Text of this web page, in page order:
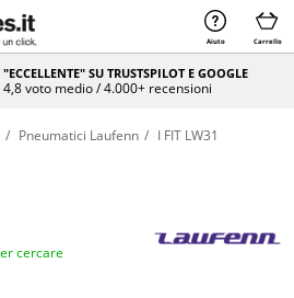
Aiuto Carrello
"ECCELLENTE" SU TRUSTSPILOT E GOOGLE
4,8 voto medio / 4.000+ recensioni
Pneumatici Laufenn
I FIT LW31
cercare